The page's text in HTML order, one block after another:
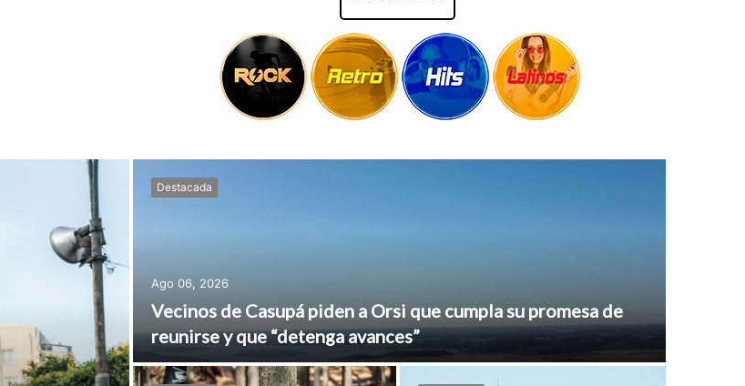
Destacada
Ago 06, 2026
Vecinos de Casupá piden a Orsi que cumpla su promesa de
reunirse y que “detenga avances”